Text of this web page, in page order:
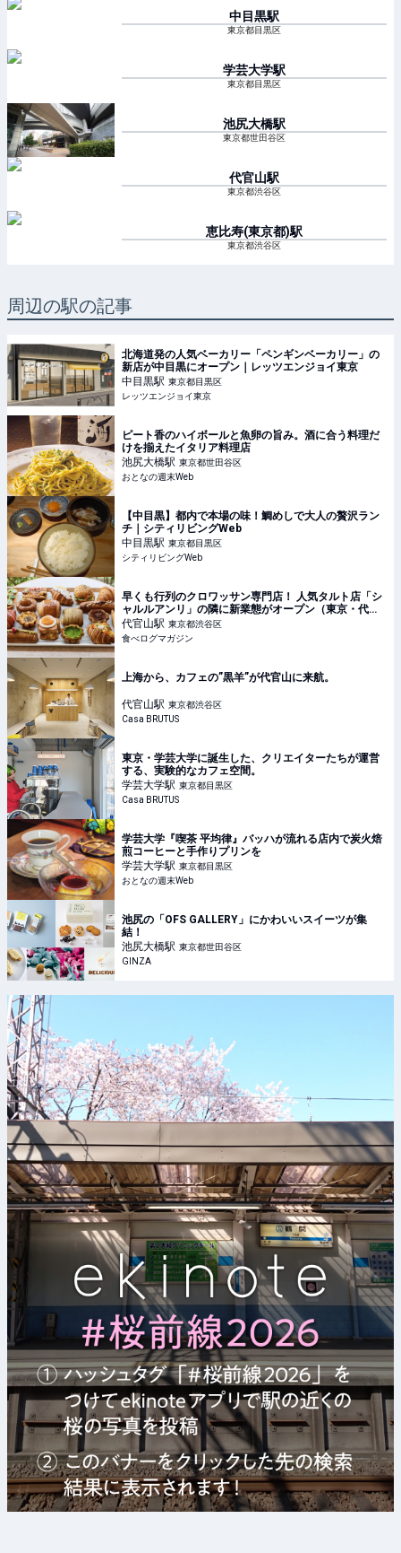
中目黒駅
東京都目黒区
学芸大学駅
東京都目黒区
池尻大橋駅
東京都世田谷区
代官山駅
東京都渋谷区
恵比寿(東京都)駅
東京都渋谷区
周辺の駅の記事
北海道発の人気ベーカリー「ペンギンベーカリー」の
新店が中目黒にオープン｜レッツエンジョイ東京
中目黒駅 東京都目黒区
レッツエンジョイ東京
ピート香のハイボールと魚卵の旨み。酒に合う料理だ
けを揃えたイタリア料理店
池尻大橋駅 東京都世田谷区
おとなの週末Web
【中目黒】都内で本場の味！鯛めしで大人の贅沢ラン
チ｜シティリビングWeb
中目黒駅 東京都目黒区
シティリビングWeb
早くも行列のクロワッサン専門店！ 人気タルト店「シ
ャルルアンリ」の隣に新業態がオープン（東京・代官
山） | 食べログマガジン
代官山駅 東京都渋谷区
食べログマガジン
上海から、カフェの”黒羊”が代官山に来航。
代官山駅 東京都渋谷区
Casa BRUTUS
東京・学芸大学に誕生した、クリエイターたちが運営
する、実験的なカフェ空間。
学芸大学駅 東京都目黒区
Casa BRUTUS
学芸大学『喫茶 平均律』バッハが流れる店内で炭火焙
煎コーヒーと手作りプリンを
学芸大学駅 東京都目黒区
おとなの週末Web
池尻の「OFS GALLERY」にかわいいスイーツが集
結！
池尻大橋駅 東京都世田谷区
GINZA